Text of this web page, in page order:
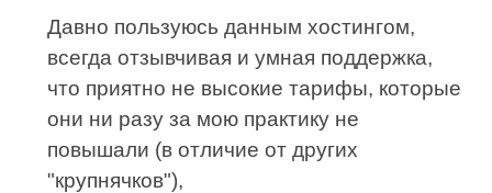
Давно пользуюсь данным хостингом,
всегда отзывчивая и умная поддержка,
что приятно не высокие тарифы, которые
они ни разу за мою практику не
повышали (в отличие от других
"крупнячков"),